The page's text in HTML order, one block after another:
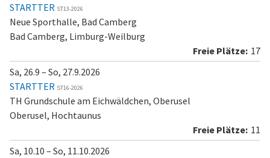
STARTTER ST13-2026
Neue Sporthalle, Bad Camberg
Bad Camberg, Limburg-Weilburg
17
Sa, 26.9 – So, 27.9.2026
STARTTER ST16-2026
TH Grundschule am Eichwäldchen, Oberusel
Oberusel, Hochtaunus
11
Sa, 10.10 – So, 11.10.2026